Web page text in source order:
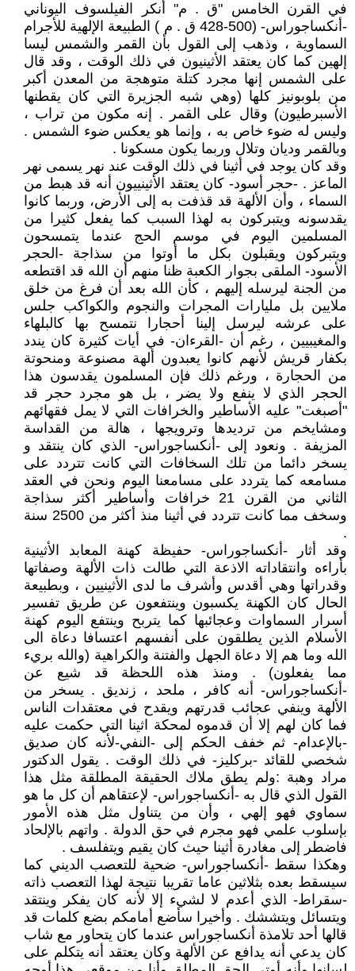
في القرن الخامس "ق . م" أنكر الفيلسوف اليوناني
-أنكساجوراس- (500-428 ق . م ) الطبيعة الإلهية للأجرام
السماوية ، وذهب إلى القول بأن القمر والشمس ليسا
إلهين كما كان يعتقد الأثينيون في ذلك الوقت ، وقد قال
على الشمس إنها مجرد كتلة متوهجة من المعدن أكبر
من بلوبونيز كلها (وهي شبه الجزيرة التي كان يقطنها
الأسبرطيون) وقال على القمر . إنه مكون من تراب ،
وليس له ضوء خاص به ، وإنما هو يعكس ضوء الشمس .
وبالقمر وديان وتلال وربما يكون مسكونا .
وقد كان يوجد في أثينا في ذلك الوقت عند نهر يسمى نهر
الماعز . -حجر أسود- كان يعتقد الأثينييون أنه قد هبط من
السماء ، وأن الألهة قد قذفت به إلى الأرض، وربما كانوا
يقدسونه ويتبركون به لهذا السبب كما يفعل كثيرا من
المسلمين اليوم في موسم الحج عندما يتمسحون
ويتبركون ويقبلون بكل ما أوتوا من سذاجة -الحجر
الأسود- الملقى بجوار الكعبة ظنا منهم أن الله قد اقتطعه
من الجنة ليرسله إليهم ، كأن الله بعد أن فرغ من خلق
ملايين بل مليارات المجرات والنجوم والكواكب جلس
على عرشه ليرسل إلينا أحجارا نتمسح بها كالبلهاء
والمغيبيين ، رغم أن -القرءان- في أيات كثيرة كان يندد
بكفار قريش لأنهم كانوا يعبدون ألهة مصنوعة ومنحوتة
من الحجارة ، ورغم ذلك فإن المسلمون يقدسون هذا
الحجر الذي لا ينفع ولا يضر ، بل هو مجرد حجر قد
"أصبغت" عليه الأساطير والخرافات التي لا يمل فقهائهم
ومشايخم من ترديدها وترويجها ، هالة من القداسة
المزيفة . ونعود إلى -أنكساجوراس- الذي كان ينتقد و
يسخر دائما من تلك السخافات التي كانت تتردد على
مسامعه كما يتردد على مسامعنا اليوم ونحن في العقد
الثاني من القرن 21 خرافات وأساطير أكثر سذاجة
وسخف مما كانت تتردد في أثينا منذ أكثر من 2500 سنة
.
وقد أثار -أنكساجوراس- حفيظة كهنة المعابد الأثينية
بأراءه وانتقاداته الاذعة التي طالت ذات الألهة وصفاتها
وقدراتها وهي أقدس وأشرف ما لدى الأثينيين ، وبطبيعة
الحال كان الكهنة يكسبون وينتفعون عن طريق تفسير
أسرار السماوات وعجائبها كما يتربح وينتفع اليوم كهنة
الأسلام الذين يطلقون على أنفسهم اعتسافا دعاة الى
الله وما هم إلا دعاة الجهل والفتنة والكراهية (والله بريء
مما يفعلون) . ومنذ هذه اللحظة قد شيع عن
-أنكساجوراس- أنه كافر ، ملحد ، زنديق . يسخر من
الألهة وينفي عجائب قدرتهم ويقدح في معتقدات الناس
فما كان لهم إلا أن قدموه لمحكة اثينا التي حكمت عليه
-بالإعدام- ثم خفف الحكم إلى -النفي-لأنه كان صديق
شخصي للقائد -بركليز- في ذلك الوقت . يقول الدكتور
مراد وهبة :ولم يطق ملاك الحقيقة المطلقة مثل هذا
القول الذي قال به -أنكساجوراس- لإعتقاهم أن كل ما هو
سماوي فهو إلهي ، وأن من يتناول مثل هذه الأمور
بإسلوب علمي فهو مجرم في حق الدولة . واتهم بالإلحاد
فاضطر إلى مغادرة أثينا حيث كان يقيم ويتفلسف .
وهكذا سقط -أنكساجوراس- ضحية للتعصب الديني كما
سيسقط بعده بثلاثين عاما تقريبا نتيجة لهذا التعصب ذاته
-سقراط- الذي أعدم لا لشيء إلا لأنه كان يفكر وينتقد
ويتسائل ويتششك . وأخيرا سأضع أمامكم بضع كلمات قد
قالها أحد تلامذة أنكساجوراس عندما كان يتحاور مع شاب
كان يدعي أنه يدافع عن الألهة وكان يعتقد أنه يتكلم على